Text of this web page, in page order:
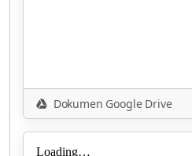
Dokumen Google Drive